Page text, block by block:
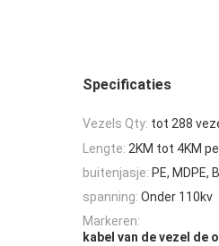
Specificaties
Vezels Qty: tot 288
Lengte: 2KM tot 4KM
buitenjasje: PE, MDPE,
spanning: Onder 110kv
Markeren:
kabel van de vezel de